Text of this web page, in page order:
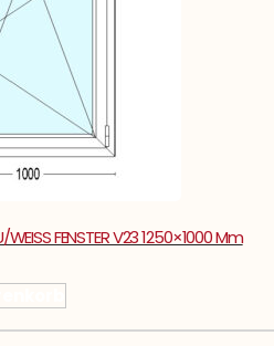
WEISS FENSTER V23 1250×1000 Mm